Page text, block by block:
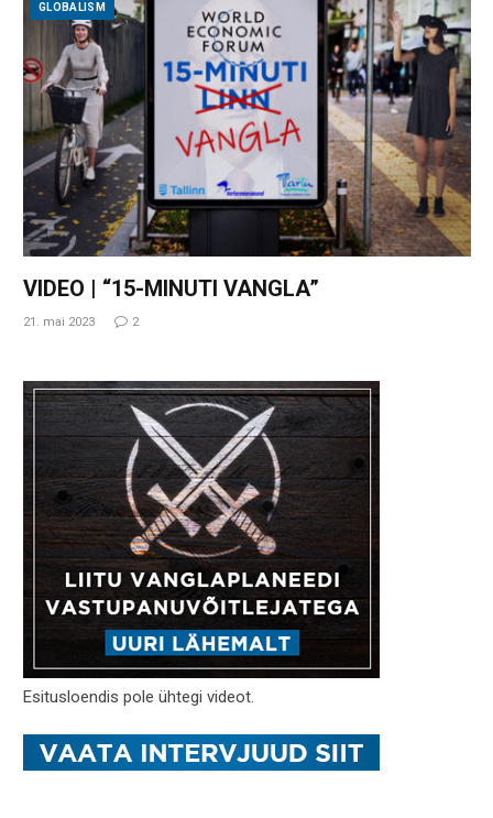
GLOBALISM
VIDEO | “15-MINUTI VANGLA”
21. mai 2023 2
Esitusloendis pole ühtegi videot.